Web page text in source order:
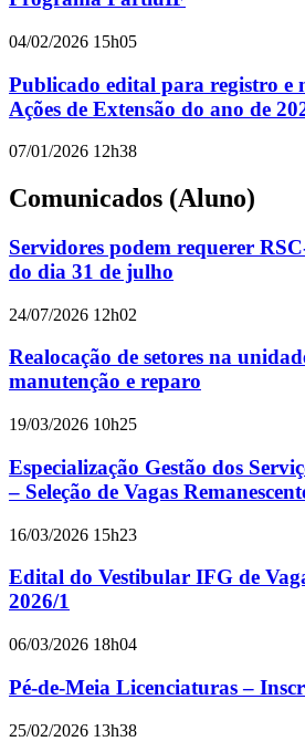
04/02/2026 15h05
Publicado edital para registro e
Ações de Extensão do ano de
07/01/2026 12h38
Comunicados (Aluno)
Servidores podem requerer
do dia 31 de julho
24/07/2026 12h02
Realocação de setores na
manutenção e reparo
19/03/2026 10h25
Especialização Gestão dos
– Seleção de Vagas
16/03/2026 15h23
Edital do Vestibular IFG de
2026/1
06/03/2026 18h04
Pé-de-Meia Licenciaturas –
25/02/2026 13h38